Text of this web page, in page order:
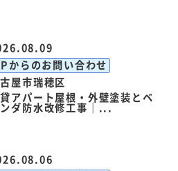
からのお問い合わせ
屋市瑞穂区
アパート屋根・外壁塗装とベ
ダ防水改修工事｜...